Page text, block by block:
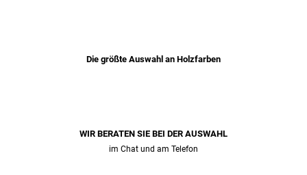
Die größte Auswahl an Holzfarben
WIR BERATEN SIE BEI ​​DER AUSWAHL
im Chat und am Telefon